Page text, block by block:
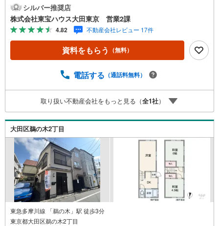
燥機付！天候に左右されずお洗濯できます 全居室収納付き
ですっきりとした暮らしを実現 安心のTVモニターインター
ホン完備 駐車スペースあり（車種制限あり）～東京、川崎
エリアの「住まい」探しに確かな安心と満足を～東宝ハウ
ス大田東京ならではの高品質なサービスをお届けします。
各種ご相談も承っております。 住宅ローンのご相談 FPに
わせの際は「Yahoo！不動産を見た」とお伝え下さい。
予約いただくとご見学がスムーズにご案内できます。お客
様のお住まいへの「希望」を形にするべく全力でお手伝い
させていただきます。お会いできる日を心待ちにしており
ます。
シルバー推奨店
株式会社東宝ハウス大田東京 営業2課
4.82 不動産会社レビュー 17件
資料をもらう （無料）
電話する （通話料無料）
取り扱い不動産会社をもっと見る（全1社）
大田区鵜の木2丁目
東急多摩川線 「鵜の木」駅 徒歩3分
東京都大田区鵜の木2丁目